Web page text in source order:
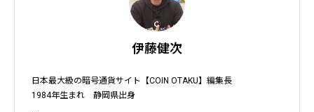
伊藤健次
日本最大級の暗号通貨サイト【COIN OTAKU】編集長
1984年生まれ　静岡県出身